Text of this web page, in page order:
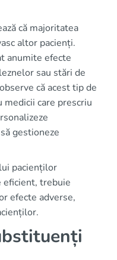
că majoritatea
altor pacienți.
anumite efecte
sau stări de
că acest tip de
care prescriu
gestioneze
pacienților
eficient, trebuie
efecte adverse,